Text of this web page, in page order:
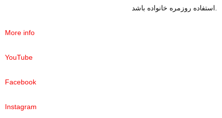
More info
YouTube
Facebook
Instagram